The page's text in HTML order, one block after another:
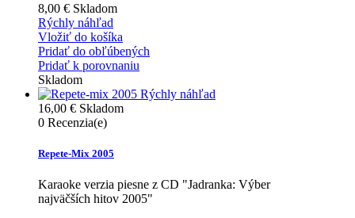
8,00 € Skladom
Rýchly náhľad
Vložiť do košíka
Pridať do obľúbených
Pridať k porovnaniu
Skladom
Rýchly náhľad
16,00 € Skladom
0 Recenzia(e)
Repete-Mix 2005
Karaoke verzia piesne z CD "Jadranka: Výber
najväčších hitov 2005"